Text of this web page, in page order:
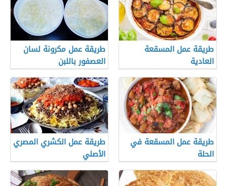
طريقة عمل المسقعة
العادية
طريقة عمل مكرونة لسان
العصفور باللبن
طريقة عمل المسقعة في
الحلة
طريقة عمل الكشري المصري
الأصلي